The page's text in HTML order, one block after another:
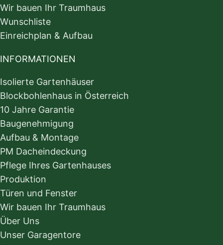
Wir bauen Ihr Traumhaus
Wunschliste
Einreichplan & Aufbau
INFORMATIONEN
Isolierte Gartenhäuser
Blockbohlenhaus in Österreich
10 Jahre Garantie
Baugenehmigung
Aufbau & Montage
PM Dacheindeckung
Pflege Ihres Gartenhauses
Produktion
Türen und Fenster
Wir bauen Ihr Traumhaus
Über Uns
Unser Garagentore